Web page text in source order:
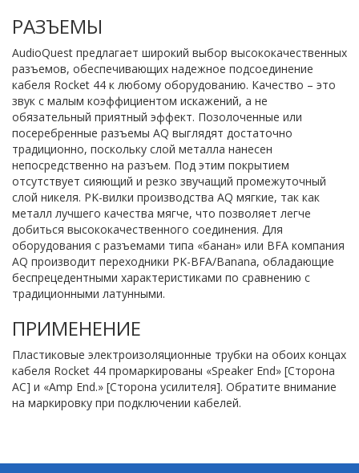
РАЗЪЕМЫ
AudioQuest предлагает широкий выбор высококачественных
разъемов, обеспечивающих надежное подсоединение
кабеля Rocket 44 к любому оборудованию. Качество – это
звук с малым коэффициентом искажений, а не
обязательный приятный эффект. Позолоченные или
посеребренные разъемы AQ выглядят достаточно
традиционно, поскольку слой металла нанесен
непосредственно на разъем. Под этим покрытием
отсутствует сияющий и резко звучащий промежуточный
слой никеля. PK-вилки производства AQ мягкие, так как
металл лучшего качества мягче, что позволяет легче
добиться высококачественного соединения. Для
оборудования с разъемами типа «банан» или BFA компания
AQ производит переходники PK-BFA/Banana, обладающие
беспрецедентными характеристиками по сравнению с
традиционными латунными.
ПРИМЕНЕНИЕ
Пластиковые электроизоляционные трубки на обоих концах
кабеля Rocket 44 промаркированы «Speaker End» [Сторона
АС] и «Amp End.» [Сторона усилителя]. Обратите внимание
на маркировку при подключении кабелей.